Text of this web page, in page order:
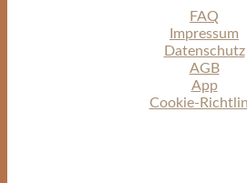
FAQ
Impressum
Datenschutz
AGB
App
Cookie-